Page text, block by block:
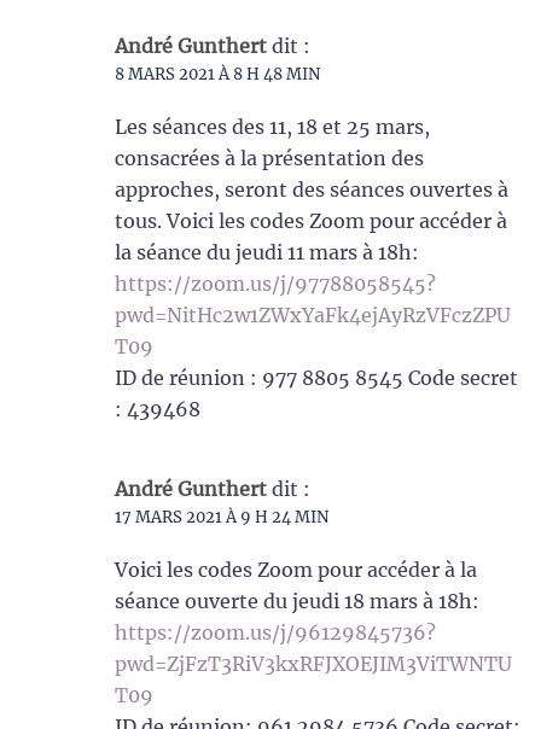
André Gunthert dit :
8 MARS 2021 À 8 H 48 MIN
Les séances des 11, 18 et 25 mars,
consacrées à la présentation des
approches, seront des séances ouvertes à
tous. Voici les codes Zoom pour accéder à
la séance du jeudi 11 mars à 18h:
https://zoom.us/j/97788058545?
pwd=NitHc2w1ZWxYaFk4ejAyRzVFczZPU
T09
ID de réunion : 977 8805 8545 Code secret
: 439468
André Gunthert dit :
17 MARS 2021 À 9 H 24 MIN
Voici les codes Zoom pour accéder à la
séance ouverte du jeudi 18 mars à 18h:
https://zoom.us/j/96129845736?
pwd=ZjFzT3RiV3kxRFJXOEJIM3ViTWNTU
T09